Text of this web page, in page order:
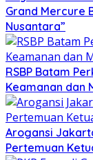
Grand Mercure
Nusantara”
RSBP Batam
Keamanan dan
Arogansi
Pertemuan